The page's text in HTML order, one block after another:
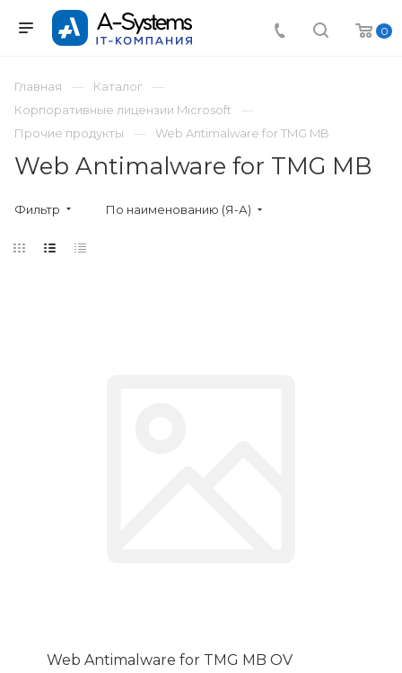
0
Главная
Каталог
Корпоративные лицензии Microsoft
Прочие продукты
Web Antimalware for TMG MB
Web Antimalware for TMG MB
Фильтр По наименованию (Я-А)
Web Antimalware for TMG MB OV